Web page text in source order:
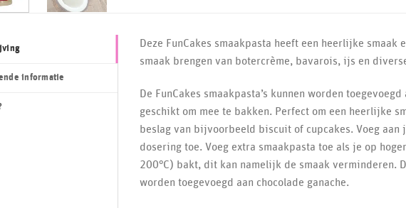
informatie
Deze FunCakes smaakpasta heeft een heerlijke smaak
smaak brengen van botercrème, bavarois, ijs en
De FunCakes smaakpasta’s kunnen worden
geschikt om mee te bakken. Perfect om een heerlijke
beslag van bijvoorbeeld biscuit of cupcakes. Voeg aan
dosering toe. Voeg extra smaakpasta toe als je op
200°C) bakt, dit kan namelijk de smaak verminderen.
worden toegevoegd aan chocolade ganache.